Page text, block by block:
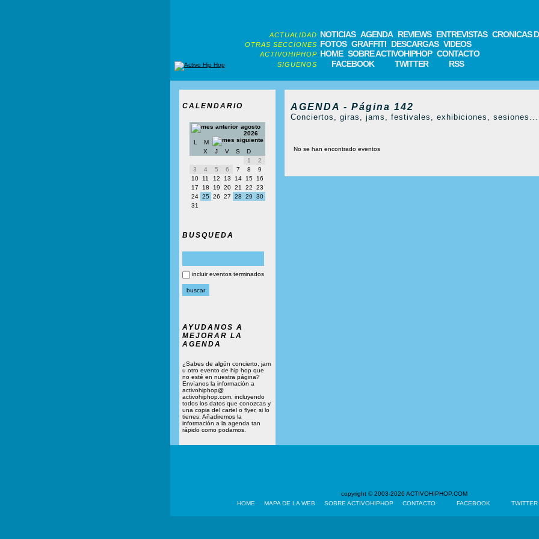
ACTUALIDAD NOTICIAS AGENDA REVIEWS ENTREVISTAS CRONICAS
OTRAS SECCIONES FOTOS GRAFFITI DESCARGAS VIDEOS
ACTIVOHIPHOP HOME SOBRE ACTIVOHIPHOP CONTACTO
SIGUENOS FACEBOOK TWITTER RSS
CALENDARIO
agosto
2026
L
M
X
J V S
D
1
2
3
4 5 6 7 8
9
10
11 12 13 14 15
16
17
18 19 20 21 22
23
24 25 26 27 28 29
30
31
BUSQUEDA
incluir eventos terminados
AYUDANOS A
MEJORAR LA
AGENDA
¿Sabes de algún concierto, jam
u otro evento de hip hop que
no esté en nuestra página?
Envíanos la información a
activohiphop@
activohiphop.com, incluyendo
todos los datos que conozcas y
una copia del cartel o flyer, si lo
tienes. Añadiremos la
información a la agenda tan
rápido como podamos.
AGENDA - Página 142
Conciertos, giras, jams, festivales, exhibiciones, sesiones...
No se han encontrado eventos
copyright © 2003-2026 ACTIVOHIPHOP.COM
HOME
MAPA DE LA WEB SOBRE ACTIVOHIPHOP CONTACTO FACEBOOK TWITTER